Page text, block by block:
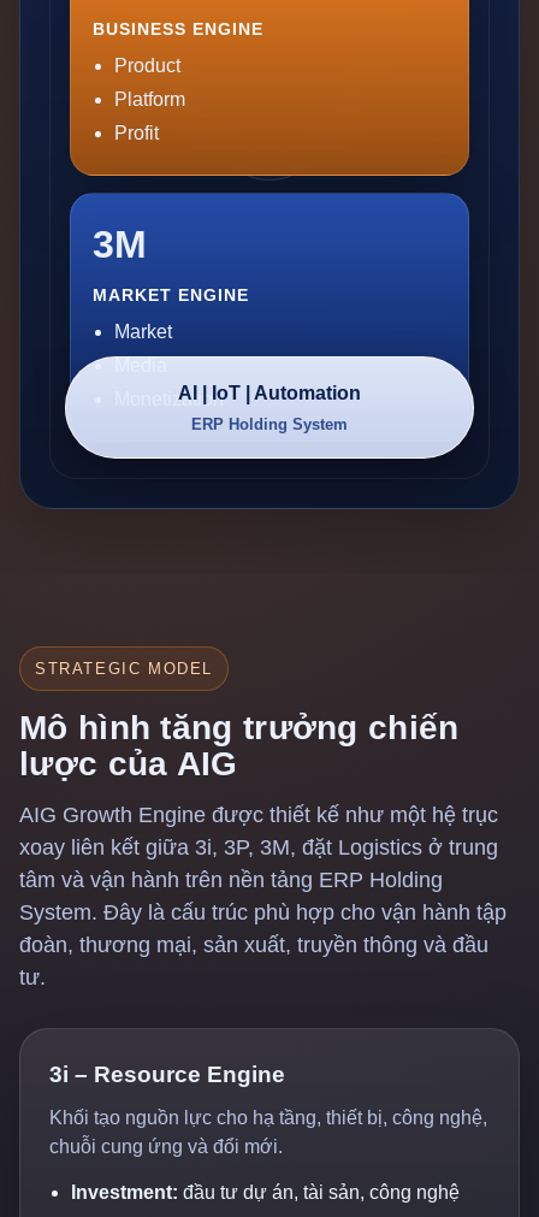
BUSINESS ENGINE
Product
Platform
Profit
3M
MARKET ENGINE
Market
MonetizationAI | IoT | Automation
ERP Holding System
STRATEGIC MODEL
Mô hình tăng trưởng chiến
lược của AIG
AIG Growth Engine được thiết kế như một hệ trục
xoay liên kết giữa 3i, 3P, 3M, đặt Logistics ở trung
tâm và vận hành trên nền tảng ERP Holding
System. Đây là cấu trúc phù hợp cho vận hành tập
đoàn, thương mại, sản xuất, truyền thông và đầu
tư.
3i – Resource Engine
Khối tạo nguồn lực cho hạ tầng, thiết bị, công nghệ,
chuỗi cung ứng và đổi mới.
Investment: đầu tư dự án, tài sản, công nghệ